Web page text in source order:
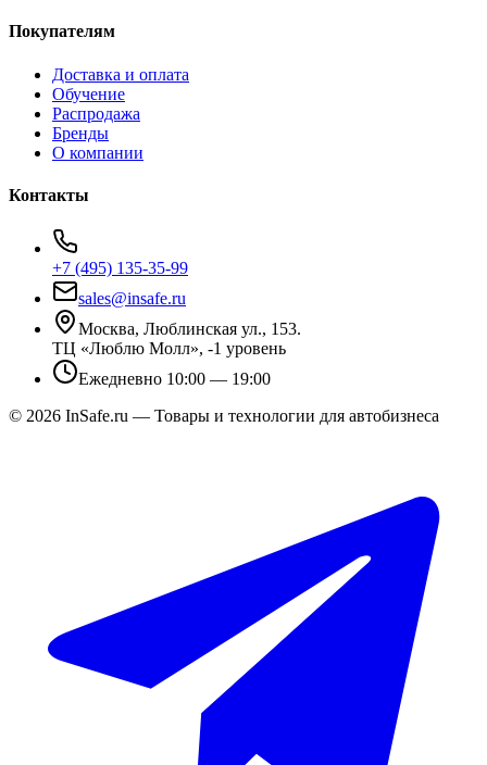
Покупателям
Доставка и оплата
Обучение
Распродажа
Бренды
О компании
Контакты
+7 (495) 135-35-99
sales@insafe.ru
Москва, Люблинская ул., 153.
ТЦ «Люблю Молл», -1 уровень
Ежедневно 10:00 — 19:00
© 2026 InSafe.ru — Товары и технологии для автобизнеса